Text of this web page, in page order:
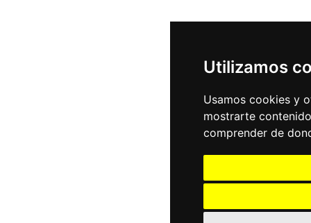
Utilizamos
Usamos cookies y
mostrarte
comprender de